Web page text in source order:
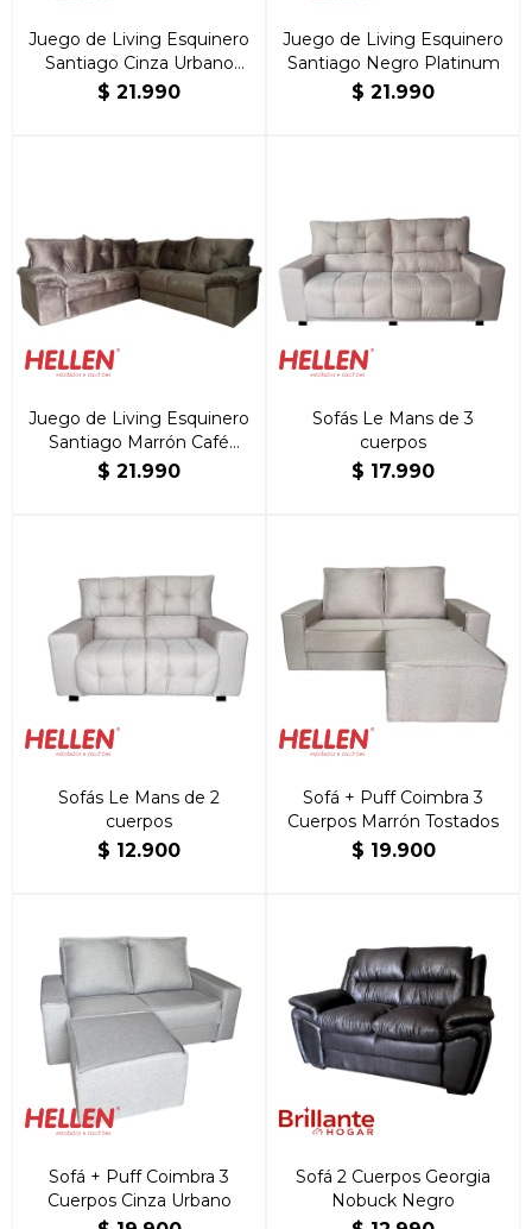
Juego de Living Esquinero
Santiago Cinza Urbano
Rústico
$ 21.990
Juego de Living Esquinero
Santiago Negro Platinum
$ 21.990
Juego de Living Esquinero
Santiago Marrón Café
Platinum
$ 21.990
Sofás Le Mans de 3
cuerpos
$ 17.990
Sofás Le Mans de 2
cuerpos
$ 12.900
Sofá + Puff Coimbra 3
Cuerpos Marrón Tostados
$ 19.900
Sofá + Puff Coimbra 3
Cuerpos Cinza Urbano
Sofá 2 Cuerpos Georgia
Nobuck Negro